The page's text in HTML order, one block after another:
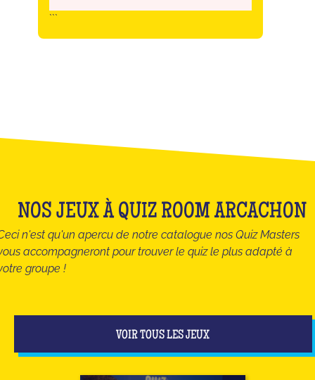
```
NOS JEUX À QUIZ ROOM ARCACHON
n'est qu'un apercu de notre catalogue nos Quiz Masters
accompagneront pour trouver le quiz le plus adapté à
groupe !
VOIR TOUS LES JEUX